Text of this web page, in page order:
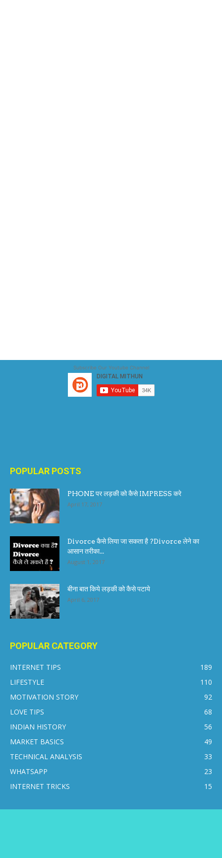
Subscribe Our Youtube Channel
POPULAR POSTS
PHONE पर लड़की को कैसे IMPRESS करे
April 17, 2017
Divorce कैसे लिया जा सकता है ?Divorce लेने का
आसान तरीका...
August 1, 2017
बीना बात किये लड़की को कैसे पटाये
April 6, 2017
POPULAR CATEGORY
INTERNET TIPS
189
LIFESTYLE
110
MOTIVATION STORY
92
LOVE TIPS
68
INDIAN HISTORY
56
MARKET BASICS
49
TECHNICAL ANALYSIS
33
WHATSAPP
23
INTERNET TRICKS
15